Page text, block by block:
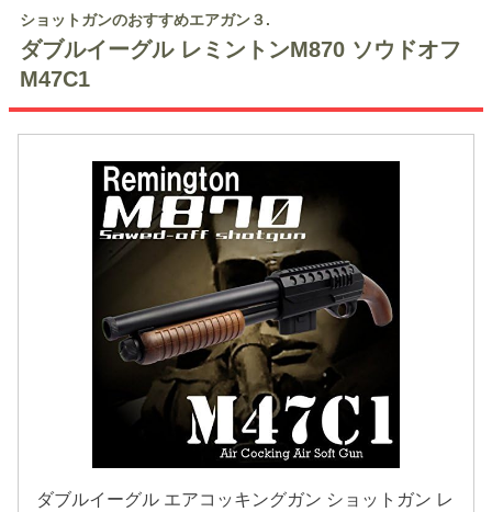
ショットガンのおすすめエアガン３.
ダブルイーグル レミントンM870 ソウドオフ
M47C1
ダブルイーグル エアコッキングガン ショットガン レ